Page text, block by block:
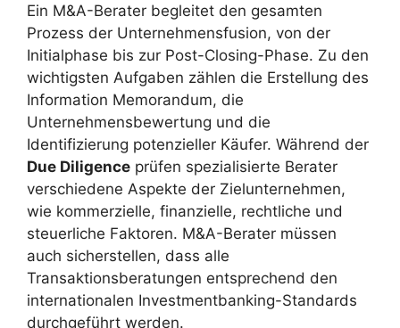
Ein M&A-Berater begleitet den gesamten
Prozess der Unternehmensfusion, von der
Initialphase bis zur Post-Closing-Phase. Zu den
wichtigsten Aufgaben zählen die Erstellung des
Information Memorandum, die
Unternehmensbewertung und die
Identifizierung potenzieller Käufer. Während der
Due Diligence prüfen spezialisierte Berater
verschiedene Aspekte der Zielunternehmen,
wie kommerzielle, finanzielle, rechtliche und
steuerliche Faktoren. M&A-Berater müssen
auch sicherstellen, dass alle
Transaktionsberatungen entsprechend den
internationalen Investmentbanking-Standards
durchgeführt werden.